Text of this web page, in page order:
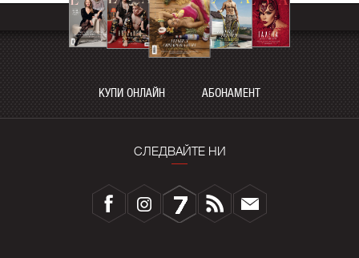
КУПИ ОНЛАЙН АБОНАМЕНТ
СЛЕДВАЙТЕ НИ